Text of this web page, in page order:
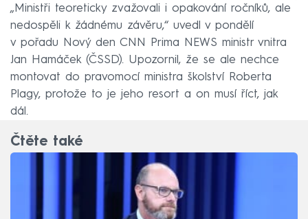
„Ministři teoreticky zvažovali i opakování ročníků, ale
nedospěli k žádnému závěru,“ uvedl v pondělí
v pořadu Nový den CNN Prima NEWS ministr vnitra
Jan Hamáček (ČSSD). Upozornil, že se ale nechce
montovat do pravomocí ministra školství Roberta
Plagy, protože to je jeho resort a on musí říct, jak
dál.
Čtěte také